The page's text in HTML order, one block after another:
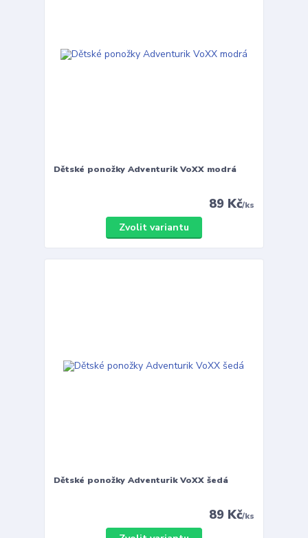
Dětské ponožky Adventurik VoXX modrá
89 Kč/ks
Zvolit variantu
Dětské ponožky Adventurik VoXX šedá
89 Kč/ks